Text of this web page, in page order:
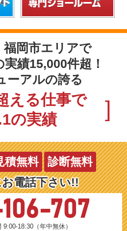
福岡市エリアで
績15,000件超！
ーアルの誇る
える仕事で
の実績
積無料
診断無料
電話下さい!!
707
9:00-18:30（年中無休）